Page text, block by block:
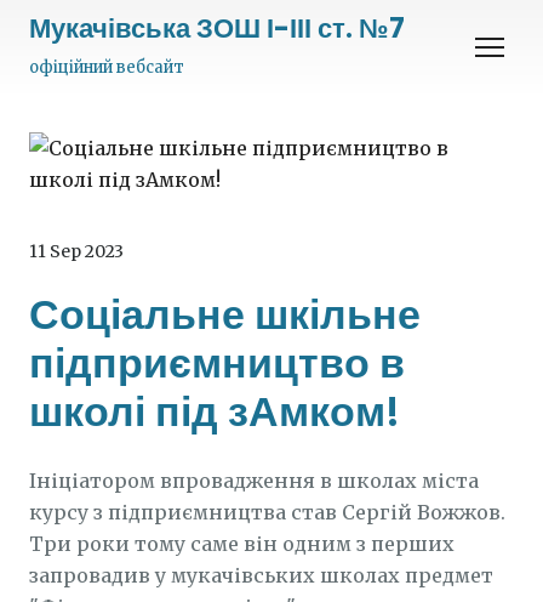
Мукачівська ЗОШ І-ІІІ ст. №7
офіційний вебсайт
11 Sep 2023
Соціальне шкільне
підприємництво в
школі під зАмком!
Ініціатором впровадження в школах міста
курсу з підприємництва став Сергій Вожжов.
Три роки тому саме він одним з перших
запровадив у мукачівських школах предмет